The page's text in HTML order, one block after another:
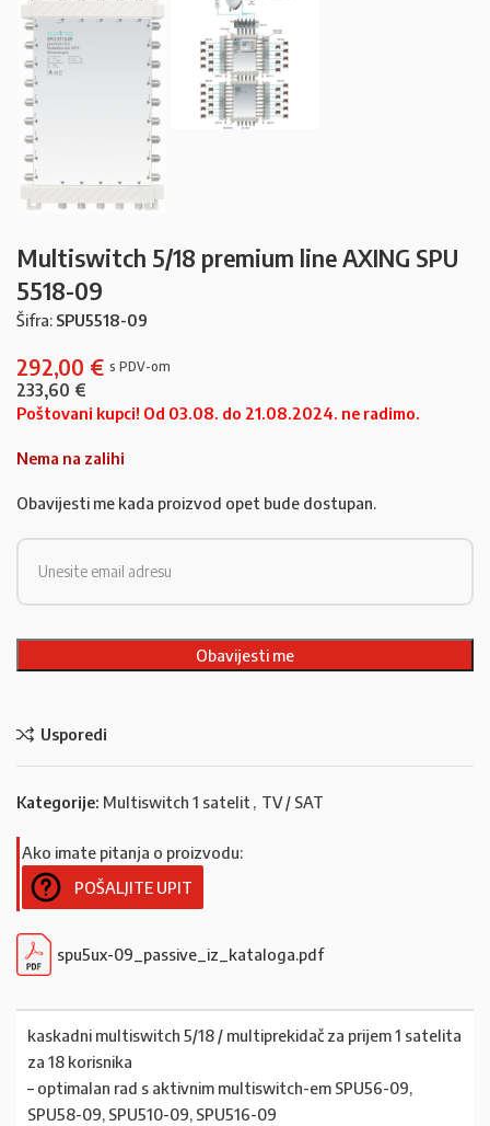
Multiswitch 5/18 premium line AXING SPU
5518-09
Šifra: SPU5518-09
292,00 €
233,60 €
Poštovani kupci! Od 03.08. do 21.08.2024. ne radimo.
Nema na zalihi
Obavijesti me kada proizvod opet bude dostupan.
Usporedi
Kategorije: Multiswitch 1 satelit , TV / SAT
Ako imate pitanja o proizvodu:
POŠALJITE UPIT
spu5ux-09_passive_iz_kataloga.pdf
kaskadni multiswitch 5/18 / multiprekidač za prijem 1 satelita
za 18 korisnika
– optimalan rad s aktivnim multiswitch-em SPU56-09,
SPU58-09, SPU510-09, SPU516-09